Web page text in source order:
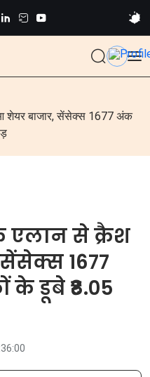
शेयर बाजार, सेंसेक्स 1677 अंक
एलान से क्रैश
1677
डूबे ₹8.05